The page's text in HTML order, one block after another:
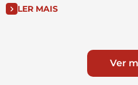
LER MAIS
Ver